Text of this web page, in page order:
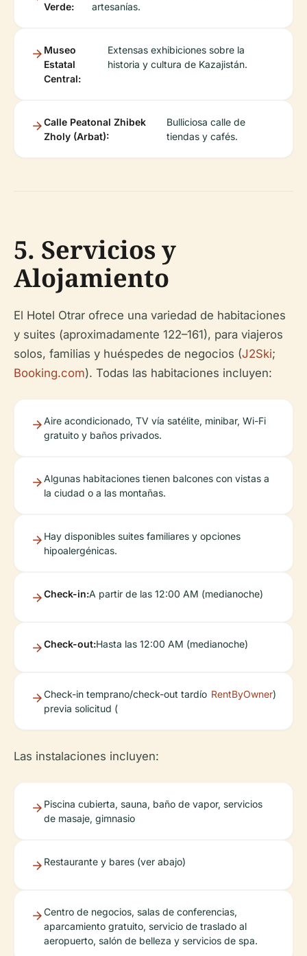
Verde:
artesanías.
Museo
Estatal
Central:
Extensas exhibiciones sobre la
historia y cultura de Kazajistán.
Calle Peatonal Zhibek
Zholy (Arbat):
Bulliciosa calle de
tiendas y cafés.
5. Servicios y
Alojamiento
El Hotel Otrar ofrece una variedad de habitaciones
y suites (aproximadamente 122–161), para viajeros
solos, familias y huéspedes de negocios (J2Ski;
Booking.com). Todas las habitaciones incluyen:
Aire acondicionado, TV vía satélite, minibar, Wi-Fi
gratuito y baños privados.
Algunas habitaciones tienen balcones con vistas a
la ciudad o a las montañas.
Hay disponibles suites familiares y opciones
hipoalergénicas.
Check-in:A partir de las 12:00 AM (medianoche)
Check-out:Hasta las 12:00 AM (medianoche)
Check-in temprano/check-out tardío
previa solicitud (
RentByOwner)
Las instalaciones incluyen:
Piscina cubierta, sauna, baño de vapor, servicios
de masaje, gimnasio
Restaurante y bares (ver abajo)
Centro de negocios, salas de conferencias,
aparcamiento gratuito, servicio de traslado al
aeropuerto, salón de belleza y servicios de spa.